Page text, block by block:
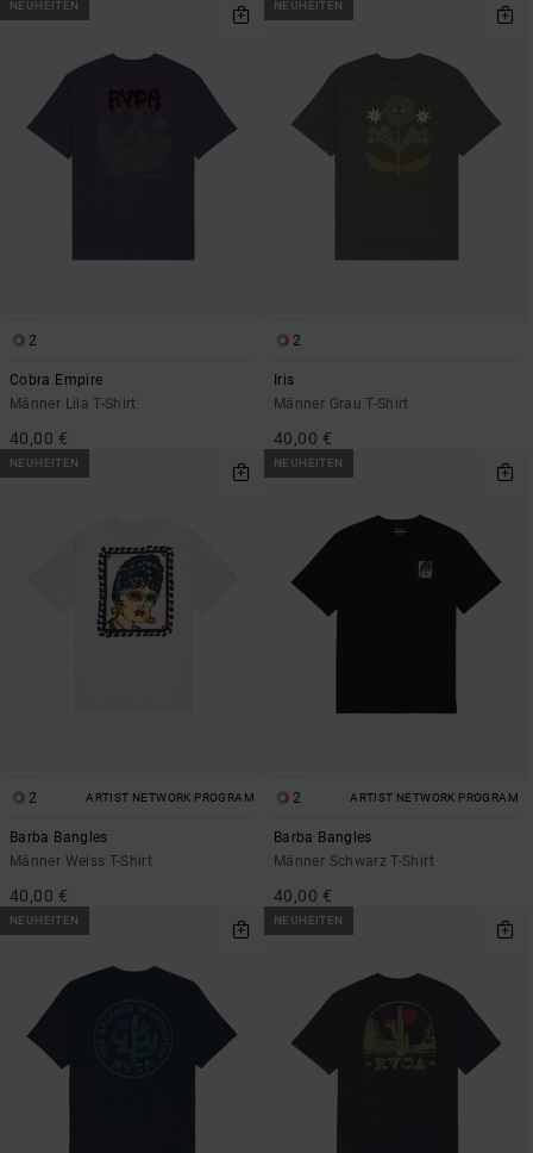
NEUHEITEN
2
Cobra Empire
Männer Lila T-Shirt
40,00 €
NEUHEITEN
2
Iris
Männer Grau T-Shirt
40,00 €
NEUHEITEN
2 ARTIST NETWORK PROGRAM
Barba Bangles
Männer Weiss T-Shirt
40,00 €
NEUHEITEN
2 ARTIST NETWORK PROGRAM
Barba Bangles
Männer Schwarz T-Shirt
40,00 €
NEUHEITEN NEUHEITEN